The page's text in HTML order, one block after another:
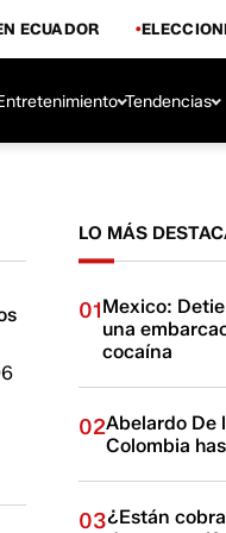
ECUADOR
Tendencias
LO MÁS
01Mexico:
una
cocaína
02Abelardo De
Colombia
03¿Están